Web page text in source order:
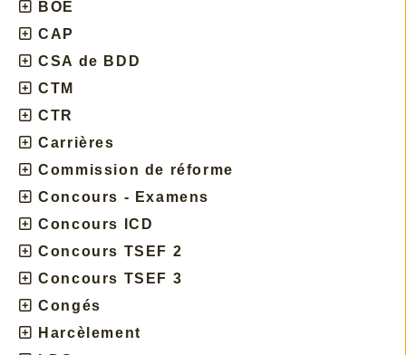
BOE
CAP
CSA de BDD
CTM
CTR
Carrières
Commission de réforme
Concours - Examens
Concours ICD
Concours TSEF 2
Concours TSEF 3
Congés
Harcèlement